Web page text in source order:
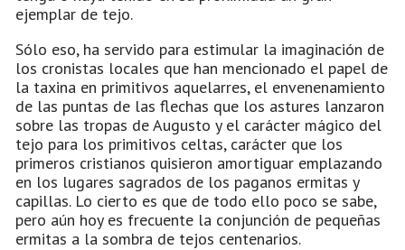
ejemplar de tejo.
Sólo eso, ha servido para estimular la imaginación de
los cronistas locales que han mencionado el papel de
la taxina en primitivos aquelarres, el envenenamiento
de las puntas de las flechas que los astures lanzaron
sobre las tropas de Augusto y el carácter mágico del
tejo para los primitivos celtas, carácter que los
primeros cristianos quisieron amortiguar emplazando
en los lugares sagrados de los paganos ermitas y
capillas. Lo cierto es que de todo ello poco se sabe,
pero aún hoy es frecuente la conjunción de pequeñas
ermitas a la sombra de tejos centenarios.